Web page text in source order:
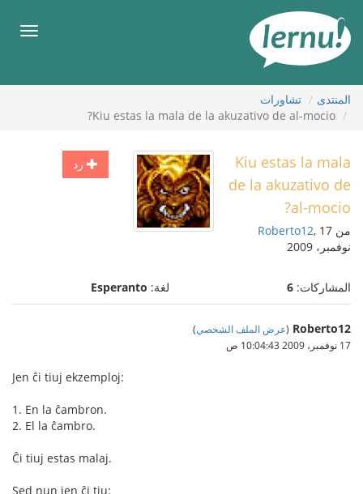
المحتويات
قائمة
المنتدى
تشاورات
Kiu estas la mala de la akuzativo de al-mocio?
رد
Kiu estas la mala
de la akuzativo de
al-mocio?
من Roberto12, 17
نوفمبر، 2009
المشاركات: 6 لغة: Esperanto
Roberto12
(عرض الملف الشخصي)
17 نوفمبر، 2009 10:04:43 ص
Jen ĉi tiuj ekzemploj:
1. En la ĉambron.
2. El la ĉambro.
Ĉi tiuj estas malaj.
Sed nun jen ĉi tiu: